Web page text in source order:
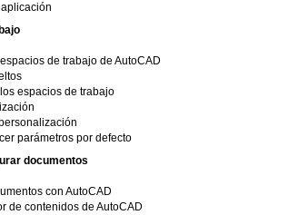
de trabajo de AutoCAD
espacios de trabajo
parámetros por defecto
documentos
con AutoCAD
de contenidos de AutoCAD